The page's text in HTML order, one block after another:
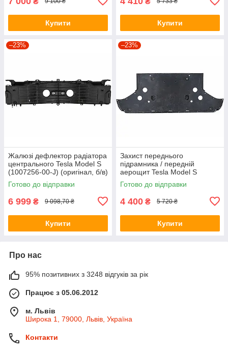
Купити Купити
–23%
Жалюзі дефлектор радіатора
центрального Tesla Model S
(1007256-00-J) (оригінал, б/в)
Готово до відправки
6 999 ₴ 9 098,70 ₴
Купити
–23%
Захист переднього
підрамника / передній
аерощит Tesla Model S
(6008189-00-D) (оригінал, б/
в)
Готово до відправки
4 400 ₴ 5 720 ₴
Купити
Про нас
95% позитивних з 3248 відгуків за рік
Працює з 05.06.2012
м. Львів
Широка 1, 79000, Львів, Україна
Контакти